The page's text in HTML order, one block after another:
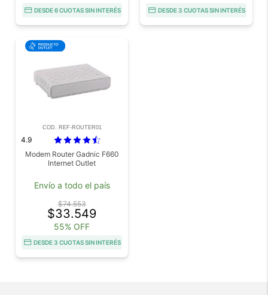
DESDE 6 CUOTAS SIN INTERÉS DESDE 3 CUOTAS SIN INTERÉS
COD. REF-ROUTER01
4.9
Modem Router Gadnic F660
Internet Outlet
Envío a todo el país
$74.553
$33.549
55% OFF
DESDE 3 CUOTAS SIN INTERÉS